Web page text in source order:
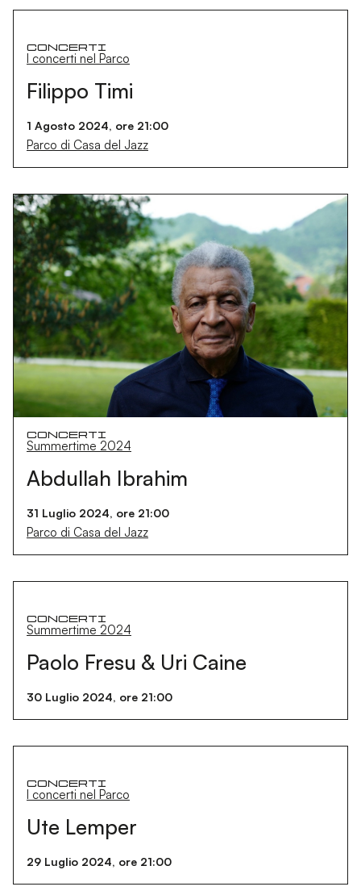
Concerti
I concerti nel Parco
Filippo Timi
1 Agosto 2024, ore 21:00
Parco di Casa del Jazz
Concerti
Summertime 2024
Abdullah Ibrahim
31 Luglio 2024, ore 21:00
Parco di Casa del Jazz
Concerti
Summertime 2024
Paolo Fresu & Uri Caine
30 Luglio 2024, ore 21:00
Concerti
I concerti nel Parco
Ute Lemper
29 Luglio 2024, ore 21:00